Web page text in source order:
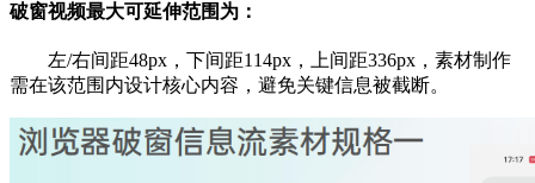
破窗视频最大可延伸范围为：
左/右间距48px，下间距114px，上间距336px，素材制作
需在该范围内设计核心内容，避免关键信息被截断。